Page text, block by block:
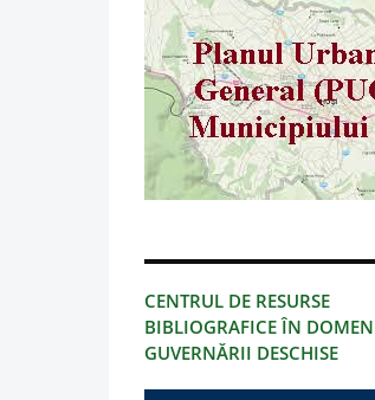
CENTRUL DE RESURSE
BIBLIOGRAFICE ÎN
GUVERNĂRII DESCHISE